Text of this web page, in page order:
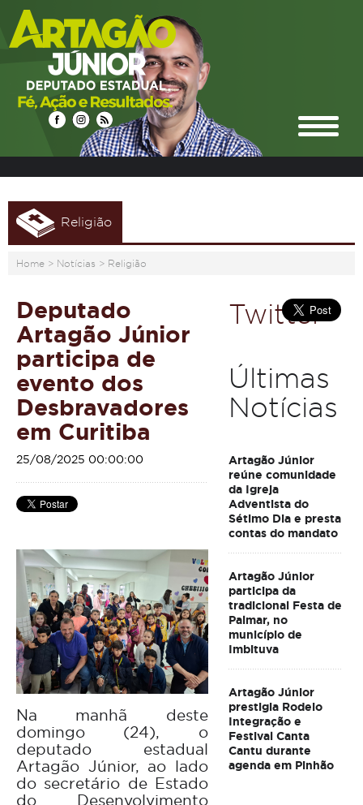
Religião
Home > Notícias > Religião
Deputado
Artagão Júnior
participa de
evento dos
Desbravadores
em Curitiba
25/08/2025 00:00:00
Na manhã deste
domingo (24), o
deputado estadual
Artagão Júnior, ao lado
do secretário de Estado
do Desenvolvimento
Twitter
Últimas
Notícias
Artagão Júnior
reúne comunidade
da Igreja
Adventista do
Sétimo Dia e presta
contas do mandato
Artagão Júnior
participa da
tradicional Festa de
Palmar, no
município de
Imbituva
Artagão Júnior
prestigia Rodeio
Integração e
Festival Canta
Cantu durante
agenda em Pinhão